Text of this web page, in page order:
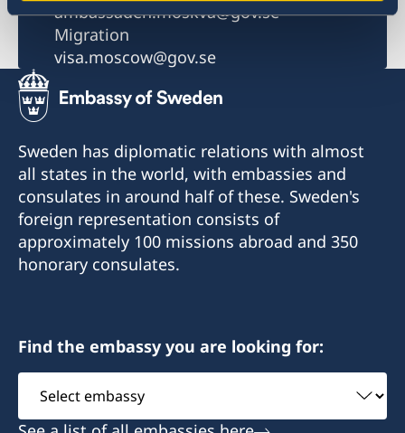
ambassaden.moskva@gov.se
Migration
visa.moscow@gov.se
Sweden has diplomatic relations with almost
all states in the world, with embassies and
consulates in around half of these. Sweden's
foreign representation consists of
approximately 100 missions abroad and 350
honorary consulates.
Find the embassy you are looking for:
Select
embassy